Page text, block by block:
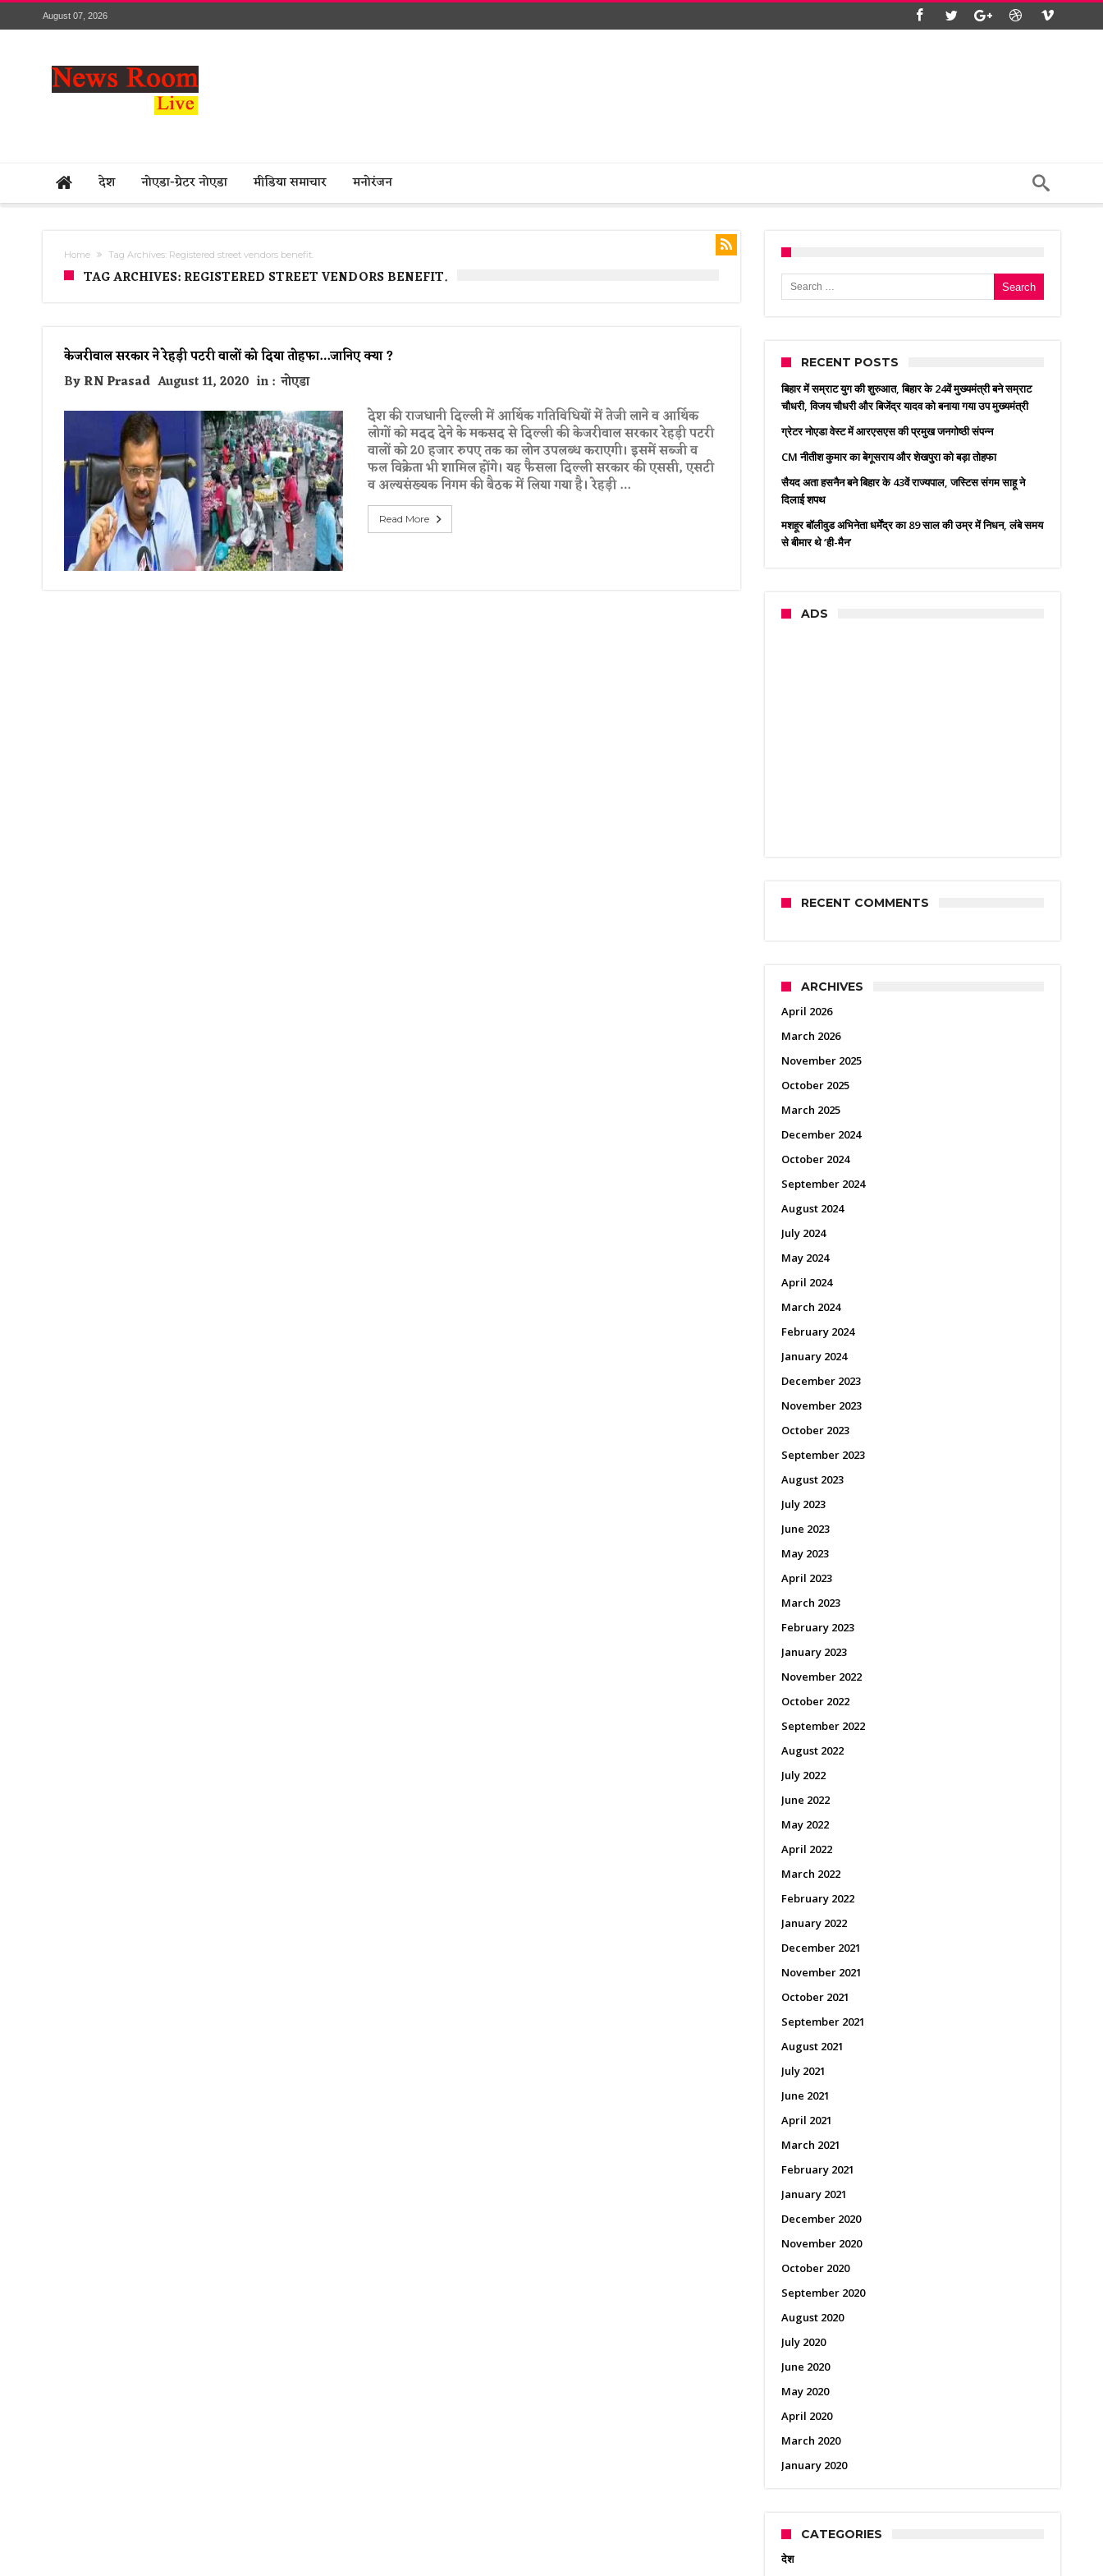
August 07, 2026
देश नोएडा-ग्रेटर नोएडा मीडिया समाचार मनोरंजन
Home Tag Archives: Registered street vendors benefit.
TAG ARCHIVES: REGISTERED STREET VENDORS BENEFIT.
केजरीवाल सरकार ने रेहड़ी पटरी वालों को दिया तोहफा…जानिए क्या ?
ByRN Prasad August 11, 2020 in :नोएडा
देश की राजधानी दिल्ली में आर्थिक गतिविधियों में तेजी लाने व आर्थिक
लोगों को मदद देने के मकसद से दिल्ली की केजरीवाल सरकार रेहड़ी पटरी
वालों को 20 हजार रुपए तक का लोन उपलब्ध कराएगी। इसमें सब्जी व
फल विक्रेता भी शामिल होंगे। यह फैसला दिल्ली सरकार की एससी, एसटी
व अल्यसंख्यक निगम की बैठक में लिया गया है। रेहड़ी …
Read More
Search for:
RECENT POSTS
बिहार में सम्राट युग की शुरुआत, बिहार के 24वें मुख्यमंत्री बने सम्राट
चौधरी, विजय चौधरी और बिजेंद्र यादव को बनाया गया उप मुख्यमंत्री
ग्रेटर नोएडा वेस्ट में आरएसएस की प्रमुख जनगोष्ठी संपन्न
CM नीतीश कुमार का बेगूसराय और शेखपुरा को बड़ा तोहफा
सैयद अता हसनैन बने बिहार के 43वें राज्यपाल, जस्टिस संगम साहू ने
दिलाई शपथ
मशहूर बॉलीवुड अभिनेता धर्मेंद्र का 89 साल की उम्र में निधन, लंबे समय
से बीमार थे ‘ही-मैन’
ADS
RECENT COMMENTS
ARCHIVES
April 2026
March 2026
November 2025
October 2025
March 2025
December 2024
October 2024
September 2024
August 2024
July 2024
May 2024
April 2024
March 2024
February 2024
January 2024
December 2023
November 2023
October 2023
September 2023
August 2023
July 2023
June 2023
May 2023
April 2023
March 2023
February 2023
January 2023
November 2022
October 2022
September 2022
August 2022
July 2022
June 2022
May 2022
April 2022
March 2022
February 2022
January 2022
December 2021
November 2021
October 2021
September 2021
August 2021
July 2021
June 2021
April 2021
March 2021
February 2021
January 2021
December 2020
November 2020
October 2020
September 2020
August 2020
July 2020
June 2020
May 2020
April 2020
March 2020
January 2020
CATEGORIES
देश